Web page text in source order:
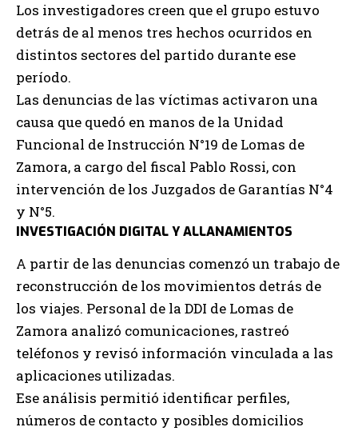
Los investigadores creen que el grupo estuvo
detrás de al menos tres hechos ocurridos en
distintos sectores del partido durante ese
período.
Las denuncias de las víctimas activaron una
causa que quedó en manos de la Unidad
Funcional de Instrucción N°19 de Lomas de
Zamora, a cargo del fiscal Pablo Rossi, con
intervención de los Juzgados de Garantías N°4
y N°5.
INVESTIGACIÓN DIGITAL Y ALLANAMIENTOS
A partir de las denuncias comenzó un trabajo de
reconstrucción de los movimientos detrás de
los viajes. Personal de la DDI de Lomas de
Zamora analizó comunicaciones, rastreó
teléfonos y revisó información vinculada a las
aplicaciones utilizadas.
Ese análisis permitió identificar perfiles,
números de contacto y posibles domicilios